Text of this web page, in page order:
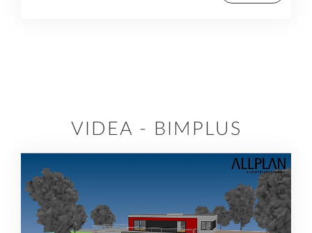
VIDEA - BIMPLUS